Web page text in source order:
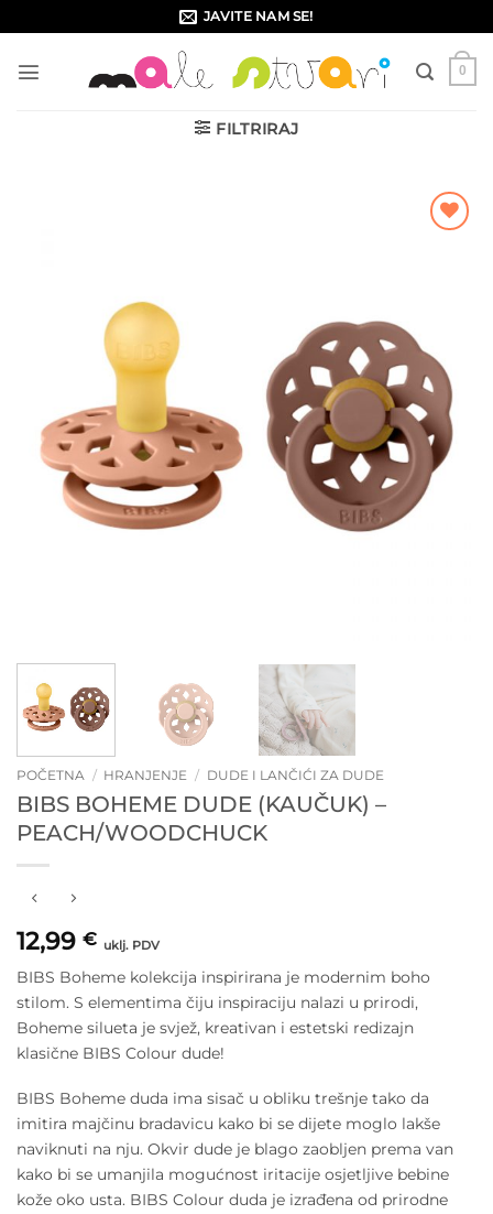
to
content
JAVITE NAM SE!
0
FILTRIRAJ
POČETNA / HRANJENJE / DUDE I LANČIĆI ZA DUDE
BIBS BOHEME DUDE (KAUČUK) –
PEACH/WOODCHUCK
12,99 € uklj. PDV
BIBS Boheme kolekcija inspirirana je modernim boho
stilom. S elementima čiju inspiraciju nalazi u prirodi,
Boheme silueta je svjež, kreativan i estetski redizajn
klasične BIBS Colour dude!
BIBS Boheme duda ima sisač u obliku trešnje tako da
imitira majčinu bradavicu kako bi se dijete moglo lakše
naviknuti na nju. Okvir dude je blago zaobljen prema van
kako bi se umanjila mogućnost iritacije osjetljive bebine
kože oko usta. BIBS Colour duda je izrađena od prirodne